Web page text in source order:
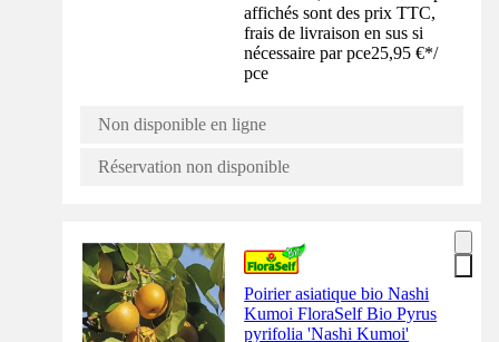
affichés sont des prix TTC,
frais de livraison en sus si
nécessaire par pce25,95 €*/
pce
Non disponible en ligne
Réservation non disponible
Poirier asiatique bio Nashi
Kumoi FloraSelf Bio Pyrus
pyrifolia 'Nashi Kumoi'